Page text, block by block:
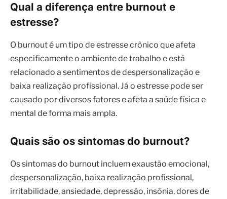
Qual a diferença entre burnout e
estresse?
O burnout é um tipo de estresse crônico que afeta
especificamente o ambiente de trabalho e está
relacionado a sentimentos de despersonalização e
baixa realização profissional. Já o estresse pode ser
causado por diversos fatores e afeta a saúde física e
mental de forma mais ampla.
Quais são os sintomas do burnout?
Os sintomas do burnout incluem exaustão emocional,
despersonalização, baixa realização profissional,
irritabilidade, ansiedade, depressão, insônia, dores de